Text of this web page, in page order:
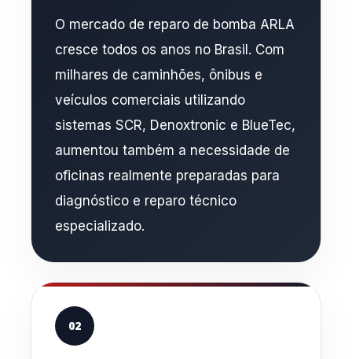
O mercado de reparo de bomba ARLA
cresce todos os anos no Brasil. Com
milhares de caminhões, ônibus e
veículos comerciais utilizando
sistemas SCR, Denoxtronic e BlueTec,
aumentou também a necessidade de
oficinas realmente preparadas para
diagnóstico e reparo técnico
especializado.
02